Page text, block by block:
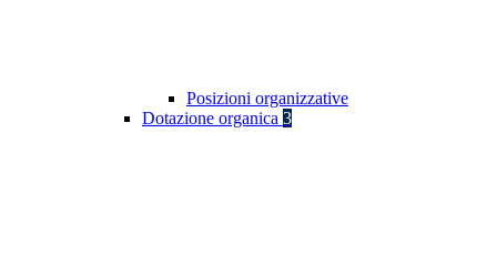
Posizioni organizzative
Dotazione organica 3